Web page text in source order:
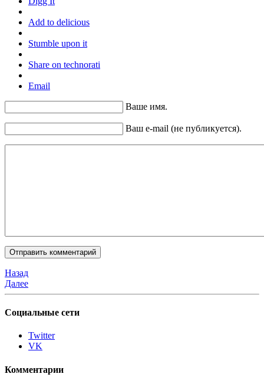
Add to delicious
Stumble upon it
Share on technorati
Email
Ваше имя.
Ваш e-mail (не публикуется).
Назад
Далее
Социальные сети
Twitter
VK
Комментарии